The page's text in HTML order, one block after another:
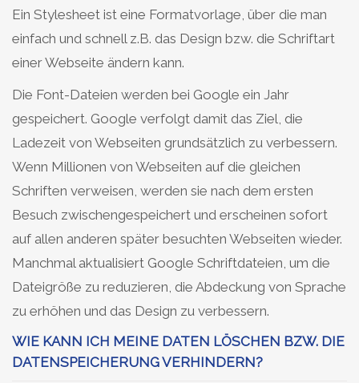
Ein Stylesheet ist eine Formatvorlage, über die man
einfach und schnell z.B. das Design bzw. die Schriftart
einer Webseite ändern kann.
Die Font-Dateien werden bei Google ein Jahr
gespeichert. Google verfolgt damit das Ziel, die
Ladezeit von Webseiten grundsätzlich zu verbessern.
Wenn Millionen von Webseiten auf die gleichen
Schriften verweisen, werden sie nach dem ersten
Besuch zwischengespeichert und erscheinen sofort
auf allen anderen später besuchten Webseiten wieder.
Manchmal aktualisiert Google Schriftdateien, um die
Dateigröße zu reduzieren, die Abdeckung von Sprache
zu erhöhen und das Design zu verbessern.
WIE KANN ICH MEINE DATEN LÖSCHEN BZW. DIE
DATENSPEICHERUNG VERHINDERN?